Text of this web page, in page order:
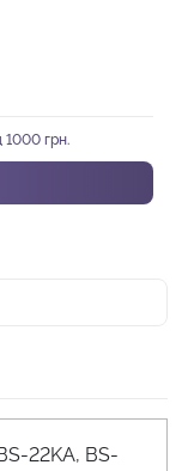
1000 грн.
22KA, BS-